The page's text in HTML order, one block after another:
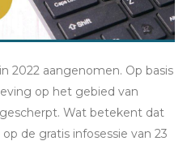
2022 aangenomen. Op basis
op het gebied van
Wat betekent dat
de gratis infosessie van 23